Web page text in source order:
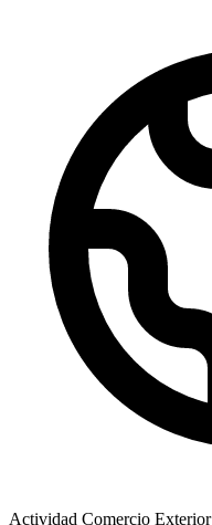
Actividad Comercio Exterior